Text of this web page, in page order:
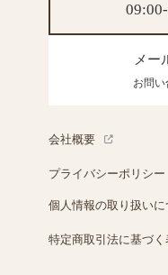
メー
お問
会社概要
プライバシーポリシー
個人情報の取り扱いに
特定商取引法に基づく